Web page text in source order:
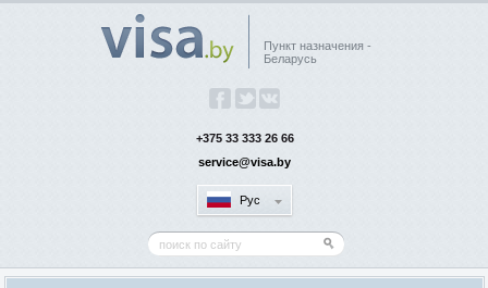
Пункт назначения -
Беларусь
+375 33 333 26 66
service@visa.by
Рус